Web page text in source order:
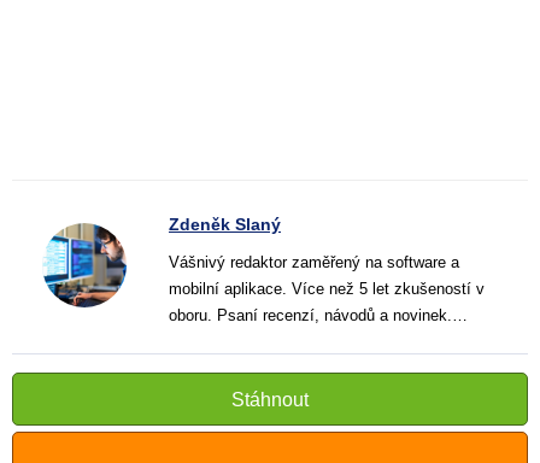
Zdeněk Slaný
Vášnivý redaktor zaměřený na software a
mobilní aplikace. Více než 5 let zkušeností v
oboru. Psaní recenzí, návodů a novinek.
pomáhají čtenářům lépe porozumět a využít
moderní technologie.
Stáhnout